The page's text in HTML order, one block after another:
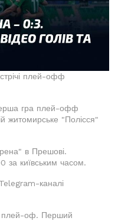
плей-офф
гра плей-офф
житомирське "Полісся"
в Прешові.
за київським часом.
каналі
плей-оф. Перший